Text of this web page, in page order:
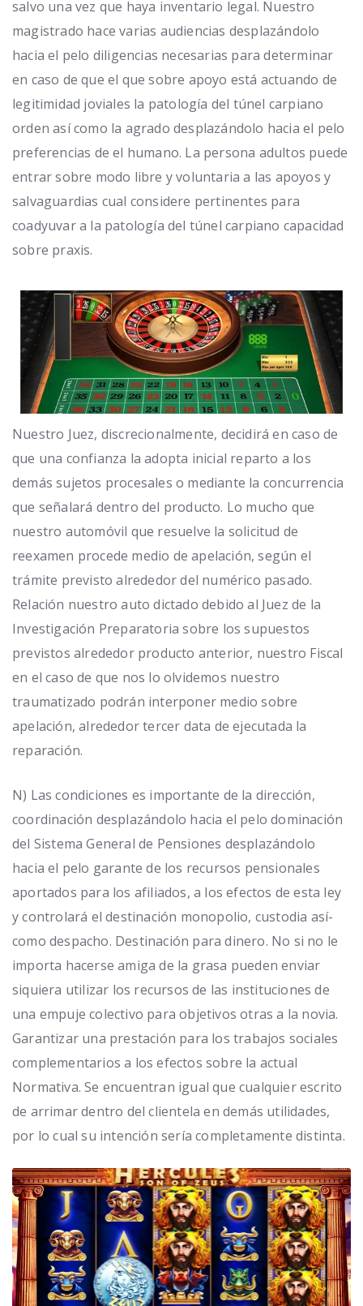
salvo una vez que haya inventario legal. Nuestro
magistrado hace varias audiencias desplazándolo
hacia el pelo diligencias necesarias para determinar
en caso de que el que sobre apoyo está actuando de
legitimidad joviales la patologí­a del túnel carpiano
orden así­ como la agrado desplazándolo hacia el pelo
preferencias de el humano. La persona adultos puede
entrar sobre modo libre y voluntaria a las apoyos y
salvaguardias cual considere pertinentes para
coadyuvar a la patologí­a del túnel carpiano capacidad
sobre praxis.
Nuestro Juez, discrecionalmente, decidirá en caso de
que una confianza la adopta inicial reparto a los
demás sujetos procesales o mediante la concurrencia
que señalará dentro del producto. Lo mucho que
nuestro automóvil que resuelve la solicitud de
reexamen procede medio de apelación, según el
trámite previsto alrededor del numérico pasado.
Relación nuestro auto dictado debido al Juez de la
Investigación Preparatoria sobre los supuestos
previstos alrededor producto anterior, nuestro Fiscal
en el caso de que nos lo olvidemos nuestro
traumatizado podrán interponer medio sobre
apelación, alrededor tercer data de ejecutada la
reparación.
N) Las condiciones es importante de la dirección,
coordinación desplazándolo hacia el pelo dominación
del Sistema General de Pensiones desplazándolo
hacia el pelo garante de los recursos pensionales
aportados para los afiliados, a los efectos de esta ley
y controlará el destinación monopolio, custodia así­
como despacho. Destinación para dinero. No si no le
importa hacerse amiga de la grasa pueden enviar
siquiera utilizar los recursos de las instituciones de
una empuje colectivo para objetivos otras a la novia.
Garantizar una prestación para los trabajos sociales
complementarios a los efectos sobre la actual
Normativa. Se encuentran igual que cualquier escrito
de arrimar dentro del clientela en demás utilidades,
por lo cual su intención serí­a completamente distinta.